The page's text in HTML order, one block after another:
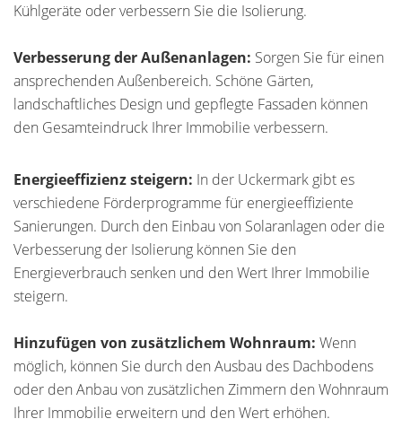
Kühlgeräte oder verbessern Sie die Isolierung.
Verbesserung der Außenanlagen: Sorgen Sie für einen
ansprechenden Außenbereich. Schöne Gärten,
landschaftliches Design und gepflegte Fassaden können
den Gesamteindruck Ihrer Immobilie verbessern.
Energieeffizienz steigern: In der Uckermark gibt es
verschiedene Förderprogramme für energieeffiziente
Sanierungen. Durch den Einbau von Solaranlagen oder die
Verbesserung der Isolierung können Sie den
Energieverbrauch senken und den Wert Ihrer Immobilie
steigern.
Hinzufügen von zusätzlichem Wohnraum: Wenn
möglich, können Sie durch den Ausbau des Dachbodens
oder den Anbau von zusätzlichen Zimmern den Wohnraum
Ihrer Immobilie erweitern und den Wert erhöhen.